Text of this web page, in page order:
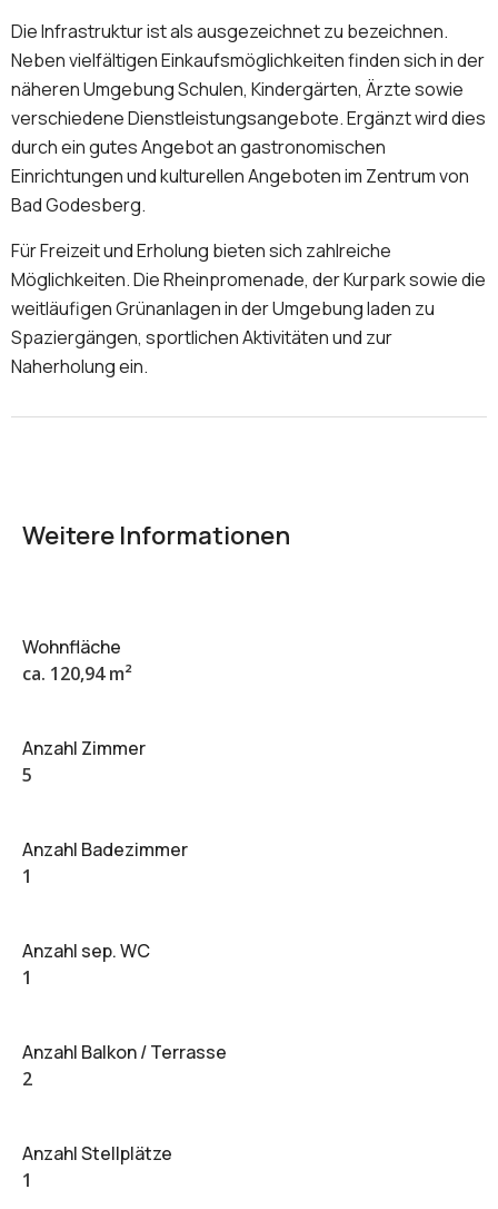
Die Infrastruktur ist als ausgezeichnet zu bezeichnen.
Neben vielfältigen Einkaufsmöglichkeiten finden sich in der
näheren Umgebung Schulen, Kindergärten, Ärzte sowie
verschiedene Dienstleistungsangebote. Ergänzt wird dies
durch ein gutes Angebot an gastronomischen
Einrichtungen und kulturellen Angeboten im Zentrum von
Bad Godesberg.
Für Freizeit und Erholung bieten sich zahlreiche
Möglichkeiten. Die Rheinpromenade, der Kurpark sowie die
weitläufigen Grünanlagen in der Umgebung laden zu
Spaziergängen, sportlichen Aktivitäten und zur
Naherholung ein.
Weitere Informationen
Wohnfläche
ca. 120,94 m²
Anzahl Zimmer
5
Anzahl Badezimmer
1
Anzahl sep. WC
1
Anzahl Balkon / Terrasse
2
Anzahl Stellplätze
1